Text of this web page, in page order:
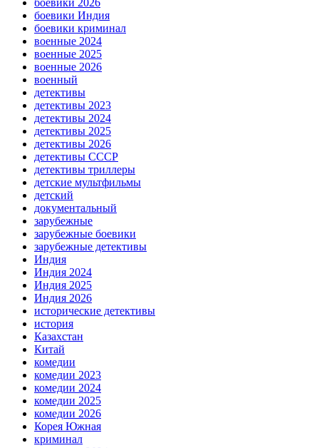
боевики 2026
боевики Индия
боевики криминал
военные 2024
военные 2025
военные 2026
военный
детективы
детективы 2023
детективы 2024
детективы 2025
детективы 2026
детективы СССР
детективы триллеры
детские мультфильмы
детский
документальный
зарубежные
зарубежные боевики
зарубежные детективы
Индия
Индия 2024
Индия 2025
Индия 2026
исторические детективы
история
Казахстан
Китай
комедии
комедии 2023
комедии 2024
комедии 2025
комедии 2026
Корея Южная
криминал